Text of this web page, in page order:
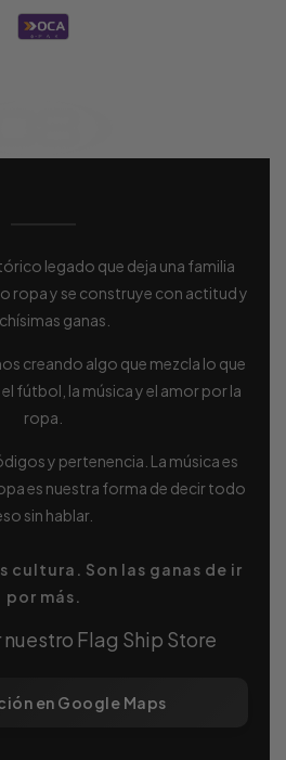
legado que deja una familia
ropa y se construye con actitud y
ganas.
creando algo que mezcla lo que
fútbol, la música y el amor por la
ropa.
y pertenencia. La música es
es nuestra forma de decir todo
sin hablar.
cultura. Son las ganas de ir
por más.
nuestro Flag Ship Store
en Google Maps